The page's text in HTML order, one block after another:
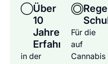
Über
10
Jahre
Erfahrung
in der
Für die
auf
Cannabis